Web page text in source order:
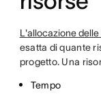
L'allocazione delle
esatta di quante
progetto. Una
Tempo